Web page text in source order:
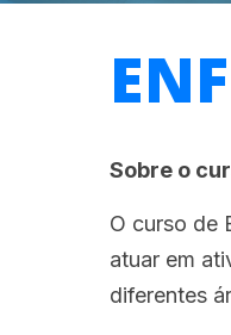
Sobre o
O curso de
atuar em
diferentes